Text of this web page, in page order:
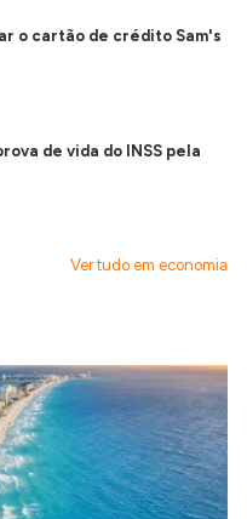
o cartão de crédito Sam's
de vida do INSS pela
Ver tudo em economia